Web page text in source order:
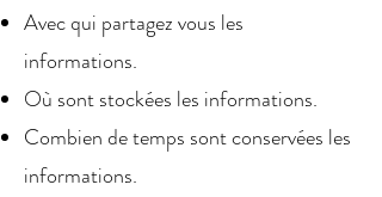
Avec qui partagez vous les
informations.
Où sont stockées les informations.
Combien de temps sont conservées les
informations.